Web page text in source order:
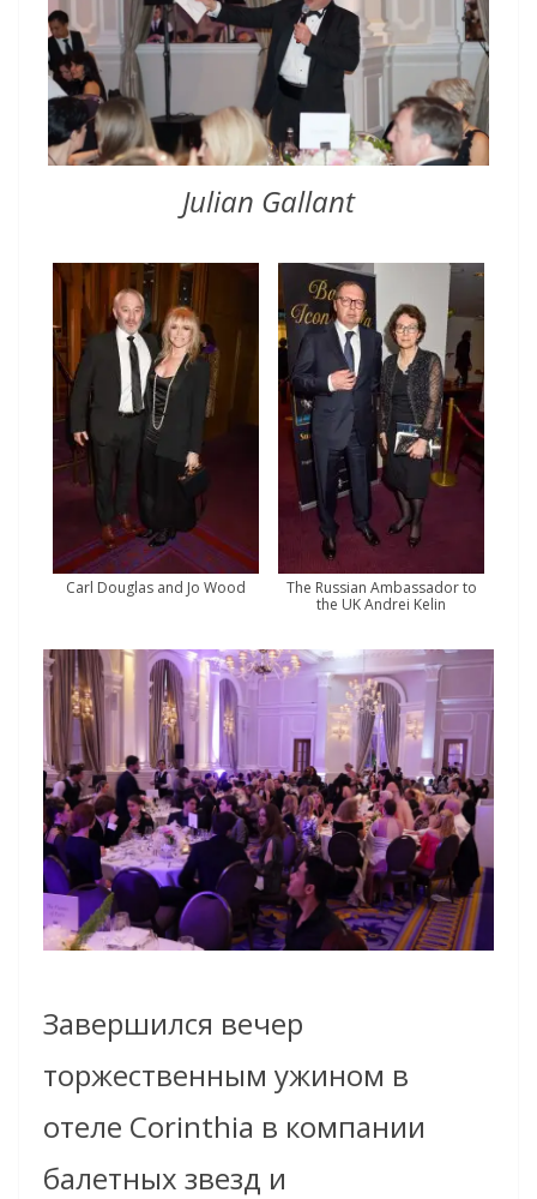
Julian Gallant
Carl Douglas and Jo Wood
The Russian Ambassador to
the UK Andrei Kelin
Завершился вечер
торжественным ужином в
отеле Corinthia в компании
балетных звезд и